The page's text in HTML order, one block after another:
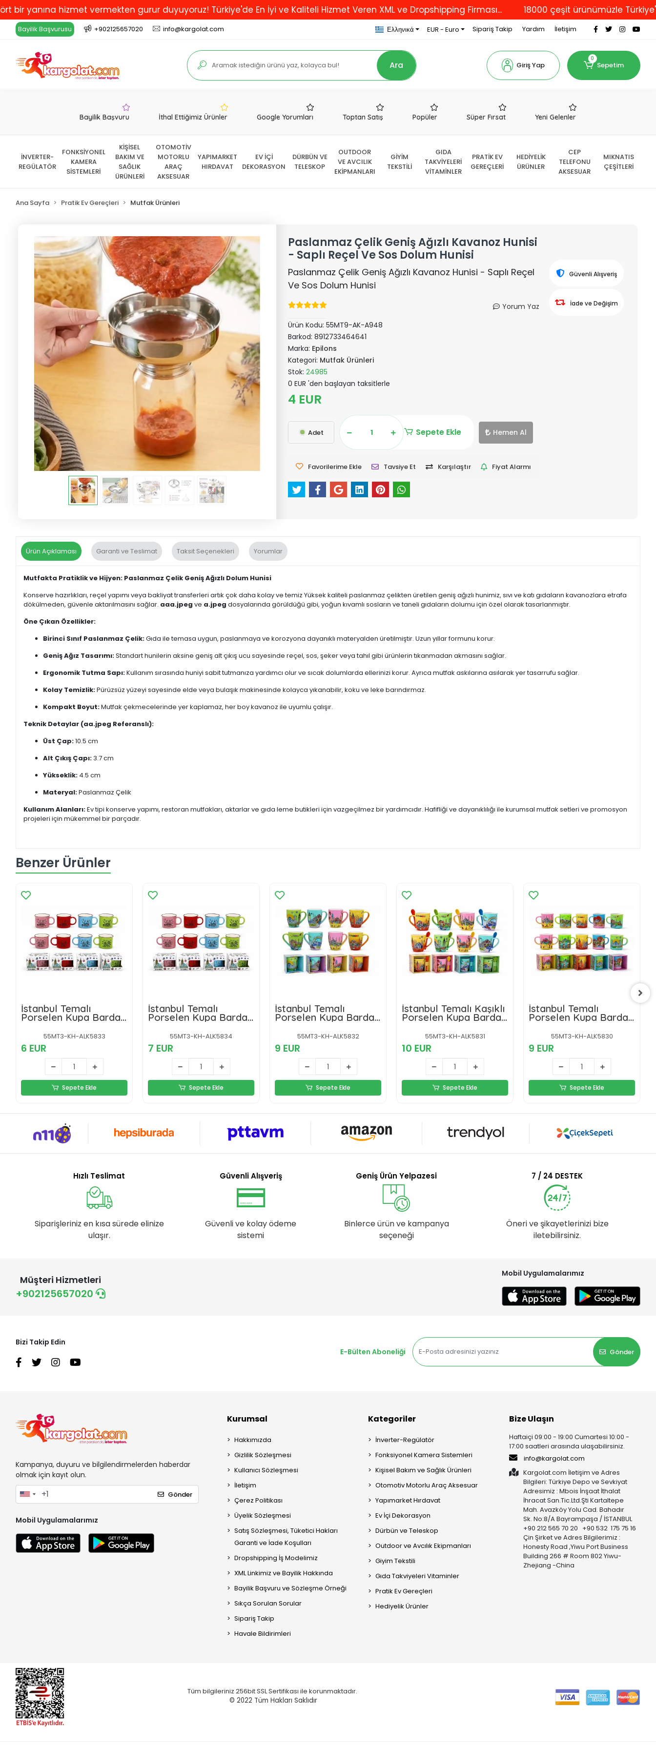
hizmet vermekten gurur duyuyoruz! Türkiye'de En İyi ve Kaliteli Hizmet Veren XML ve Dropshipping Firması... 18000 çeşit ürünümüzle Türkiye'nin
Bayilik Başvurusu +902125657020 info@kargolat.com Ελληνικά EUR - Euro Sipariş Takip Yardım İletişim
Ara Giriş Yap
0
Sepetim
Bayilik Başvuru İthal Ettiğimiz Ürünler Google Yorumları Toptan Satış Popüler Süper Fırsat Yeni Gelenler
İNVERTER-
REGÜLATÖR
FONKSİYONEL
KAMERA
SİSTEMLERİ
KİŞİSEL
BAKIM VE
SAĞLIK
ÜRÜNLERİ
OTOMOTİV
MOTORLU
ARAÇ
AKSESUAR
YAPIMARKET
HIRDAVAT
EV İÇİ
DEKORASYON
DÜRBÜN VE
TELESKOP
OUTDOOR
VE AVCILIK
EKİPMANLARI
GİYİM
TEKSTİLİ
GIDA
TAKVİYELERİ
VİTAMİNLER
PRATİK EV
GEREÇLERİ
HEDİYELİK
ÜRÜNLER
CEP
TELEFONU
AKSESUAR
MIKNATIS
ÇEŞİTLERİ
Ana Sayfa Pratik Ev Gereçleri Mutfak Ürünleri
Paslanmaz Çelik Geniş Ağızlı Kavanoz Hunisi
- Saplı Reçel Ve Sos Dolum Hunisi
Paslanmaz Çelik Geniş Ağızlı Kavanoz Hunisi - Saplı Reçel
Ve Sos Dolum Hunisi
Yorum Yaz
Ürün Kodu:55MT9-AK-A948
Barkod:8912733464641
Marka: Epilons
Kategori: Mutfak Ürünleri
Stok:24985
0 EUR 'den başlayan taksitlerle
4 EUR
Adet Sepete Ekle Hemen Al
Favorilerime Ekle Tavsiye Et Karşılaştır Fiyat Alarmı
Güvenli Alışveriş
İade ve Değişim
Ürün Açıklaması Garanti ve Teslimat Taksit Seçenekleri Yorumlar
Mutfakta Pratiklik ve Hijyen: Paslanmaz Çelik Geniş Ağızlı Dolum Hunisi
Konserve hazırlıkları, reçel yapımı veya bakliyat transferleri artık çok daha kolay ve temiz Yüksek kaliteli paslanmaz çelikten üretilen geniş ağızlı hunimiz, sıvı ve katı gıdaların kavanozlara etrafa
dökülmeden, güvenle aktarılmasını sağlar. aaa.jpeg ve a.jpeg dosyalarında görüldüğü gibi, yoğun kıvamlı sosların ve taneli gıdaların dolumu için özel olarak tasarlanmıştır.
Öne Çıkan Özellikler:
Birinci Sınıf Paslanmaz Çelik:Gıda ile temasa uygun, paslanmaya ve korozyona dayanıklı materyalden üretilmiştir. Uzun yıllar formunu korur.
Geniş Ağız Tasarımı:Standart hunilerin aksine geniş alt çıkış ucu sayesinde reçel, sos, şeker veya tahıl gibi ürünlerin tıkanmadan akmasını sağlar.
Ergonomik Tutma Sapı:Kullanım sırasında huniyi sabit tutmanıza yardımcı olur ve sıcak dolumlarda ellerinizi korur. Ayrıca mutfak askılarına asılarak yer tasarrufu sağlar.
Kolay Temizlik:Pürüzsüz yüzeyi sayesinde elde veya bulaşık makinesinde kolayca yıkanabilir, koku ve leke barındırmaz.
Kompakt Boyut:Mutfak çekmecelerinde yer kaplamaz, her boy kavanoz ile uyumlu çalışır.
Teknik Detaylar (aa.jpeg Referanslı):
Üst Çap:10.5 cm
Alt Çıkış Çapı:3.7 cm
Yükseklik: 4.5 cm
Materyal:Paslanmaz Çelik
Kullanım Alanları:Ev tipi konserve yapımı, restoran mutfakları, aktarlar ve gıda leme butikleri için vazgeçilmez bir yardımcıdır. Hafifliği ve dayanıklılığı ile kurumsal mutfak setleri ve promosyon
projeleri için mükemmel bir parçadır.
Benzer Ürünler
İstanbul Temalı
Porselen Kupa Bardak
55MT3-KH-ALK5833
6 EUR
Sepete Ekle
İstanbul Temalı
Porselen Kupa Bardak
55MT3-KH-ALK5834
7 EUR
Sepete Ekle
İstanbul Temalı
Porselen Kupa Bardak
55MT3-KH-ALK5832
9 EUR
Sepete Ekle
İstanbul Temalı Kaşıklı
Porselen Kupa Bardak
55MT3-KH-ALK5831
10 EUR
Sepete Ekle
İstanbul Temalı
Porselen Kupa Bardak
55MT3-KH-ALK5830
9 EUR
Sepete Ekle
Hızlı Teslimat
Siparişleriniz en kısa sürede elinize
ulaşır.
Güvenli Alışveriş
Güvenli ve kolay ödeme
sistemi
Geniş Ürün Yelpazesi
Binlerce ürün ve kampanya
seçeneği
7 / 24 DESTEK
Öneri ve şikayetlerinizi bize
iletebilirsiniz.
Müşteri Hizmetleri
+902125657020
Mobil Uygulamalarımız
Bizi Takip Edin
E-Bülten Aboneliği
Gönder
Kampanya, duyuru ve bilgilendirmelerden haberdar
olmak için kayıt olun.
Gönder
Mobil Uygulamalarımız
Kurumsal
Hakkımızda
Gizlilik Sözleşmesi
Kullanıcı Sözleşmesi
İletişim
Çerez Politikası
Üyelik Sözleşmesi
Satış Sözleşmesi, Tüketici Hakları
Garanti ve İade Koşulları
Dropshipping İş Modelimiz
XML Linkimiz ve Bayilik Hakkında
Bayilik Başvuru ve Sözleşme Örneği
Sıkça Sorulan Sorular
Sipariş Takip
Havale Bildirimleri
Kategoriler
İnverter-Regülatör
Fonksiyonel Kamera Sistemleri
Kişisel Bakım ve Sağlık Ürünleri
Otomotiv Motorlu Araç Aksesuar
Yapımarket Hırdavat
Ev İçi Dekorasyon
Dürbün ve Teleskop
Outdoor ve Avcılık Ekipmanları
Giyim Tekstili
Gıda Takviyeleri Vitaminler
Pratik Ev Gereçleri
Hediyelik Ürünler
Bize Ulaşın
Haftaiçi 09:00 - 19:00 Cumartesi 10:00 -
17:00 saatleri arasında ulaşabilirsiniz.
info@kargolat.com
Kargolat.com İletişim ve Adres
Bilgileri: Türkiye Depo ve Sevkiyat
Adresimiz : Mbois İnşaat İthalat
İhracat San.Tic.Ltd.Şti Kartaltepe
Mah. Avazköy Yolu Cad. Bahadır
Sk. No:8/A Bayrampaşa / İSTANBUL
+90 212 565 70 20 +90 532 175 75 16
Çin Şirket ve Adres Bilgilerimiz :
Honesty Road ,Yiwu Port Business
Building 266 # Room 802 Yiwu-
Zhejiang -China
Tüm bilgileriniz 256bit SSL Sertifikası ile korunmaktadır.
© 2022 Tüm Hakları Saklıdır